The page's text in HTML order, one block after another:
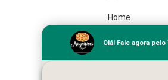
Home
Missão
Olá! Fale agora